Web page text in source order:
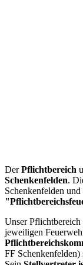
DerPflichtbereich
Schenkenfelden.
Schenkenfelden
Unser Pflichtbereich
jeweiligen
FF Schenkenfelden)